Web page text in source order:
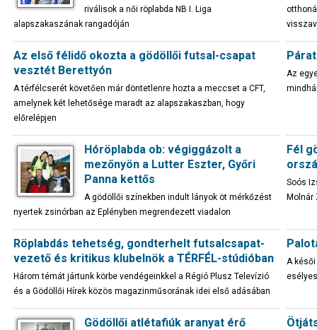
riválisok a női röplabda NB I. Liga
alapszakaszának rangadóján
Az első félidő okozta a gödöllői futsal-csapat
vesztét Berettyón
A térfélcserét követően már döntetlenre hozta a meccset a CFT,
amelynek két lehetősége maradt az alapszakaszban, hogy
előrelépjen
Az
Hóröplabda ob: végiggázolt a
mezőnyön a Lutter Eszter, Győri
Panna kettős
A gödöllői színekben indult lányok öt mérkőzést
nyertek zsinórban az Eplényben megrendezett viadalon
Fél
Soós
Molnár
Röplabdás tehetség, gondterhelt futsalcsapat-
vezető és kritikus klubelnök a TÉRFÉL-stúdióban
Három témát jártunk körbe vendégeinkkel a Régió Plusz Televízió
és a Gödöllői Hírek közös magazinműsorának idei első adásában
A
Gödöllői atlétafiúk aranyat érő